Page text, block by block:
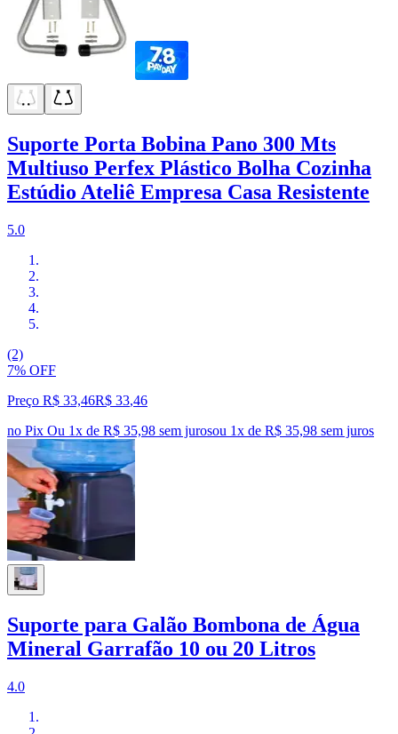
Suporte Porta Bobina Pano 300 Mts
Multiuso Perfex Plástico Bolha Cozinha
Estúdio Ateliê Empresa Casa Resistente
5.0
(2)
7% OFF
Preço R$ 33,46R$ 33,46
no Pix Ou 1x de R$ 35,98 sem jurosou 1x de R$ 35,98 sem juros
Suporte para Galão Bombona de Água
Mineral Garrafão 10 ou 20 Litros
4.0